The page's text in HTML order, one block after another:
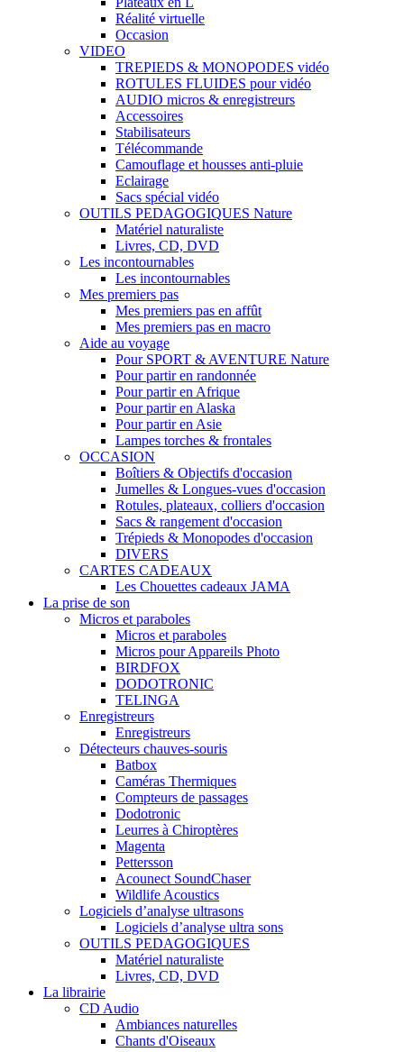
Réalité virtuelle
Occasion
VIDEO
TREPIEDS & MONOPODES vidéo
ROTULES FLUIDES pour vidéo
AUDIO micros & enregistreurs
Accessoires
Stabilisateurs
Télécommande
Camouflage et housses anti-pluie
Eclairage
Sacs spécial vidéo
OUTILS PEDAGOGIQUES Nature
Matériel naturaliste
Livres, CD, DVD
Les incontournables
Les incontournables
Mes premiers pas
Mes premiers pas en affût
Mes premiers pas en macro
Aide au voyage
Pour SPORT & AVENTURE Nature
Pour partir en randonnée
Pour partir en Afrique
Pour partir en Alaska
Pour partir en Asie
Lampes torches & frontales
OCCASION
Boîtiers & Objectifs d'occasion
Jumelles & Longues-vues d'occasion
Rotules, plateaux, colliers d'occasion
Sacs & rangement d'occasion
Trépieds & Monopodes d'occasion
DIVERS
CARTES CADEAUX
Les Chouettes cadeaux JAMA
La prise de son
Micros et paraboles
Micros et paraboles
Micros pour Appareils Photo
BIRDFOX
DODOTRONIC
TELINGA
Enregistreurs
Enregistreurs
Détecteurs chauves-souris
Batbox
Caméras Thermiques
Compteurs de passages
Dodotronic
Leurres à Chiroptères
Magenta
Pettersson
Acounect SoundChaser
Wildlife Acoustics
Logiciels d’analyse ultrasons
Logiciels d’analyse ultra sons
OUTILS PEDAGOGIQUES
Matériel naturaliste
Livres, CD, DVD
La librairie
CD Audio
Ambiances naturelles
Chants d'Oiseaux